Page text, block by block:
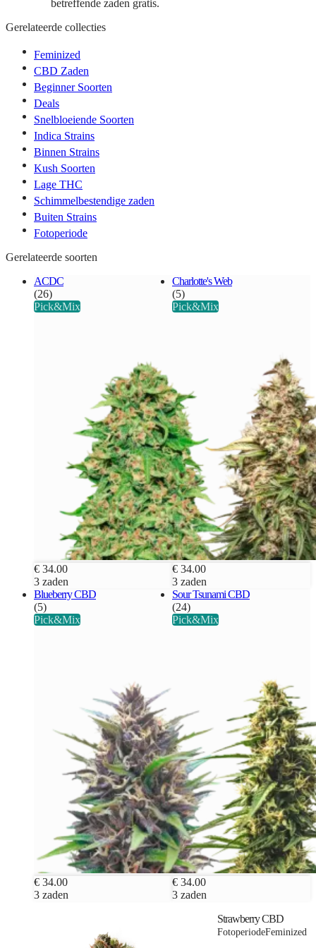
betreffende zaden gratis.
Gerelateerde collecties
Feminized
CBD Zaden
Beginner Soorten
Deals
Snelbloeiende Soorten
Indica Strains
Binnen Strains
Kush Soorten
Lage THC
Schimmelbestendige zaden
Buiten Strains
Fotoperiode
Gerelateerde soorten
ACDC
(26)
Pick&Mix
€ 34.00
3 zaden
Charlotte's Web
(5)
Pick&Mix
€ 34.00
3 zaden
Blueberry CBD
(5)
Pick&Mix
€ 34.00
3 zaden
Sour Tsunami CBD
(24)
Pick&Mix
€ 34.00
3 zaden
Strawberry CBD
FotoperiodeFeminized